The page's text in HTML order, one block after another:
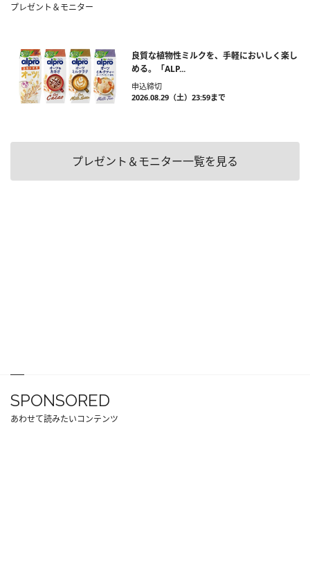
プレゼント＆モニター
良質な植物性ミルクを、手軽においしく楽し
める。「ALP...
申込締切
2026.08.29（土）23:59まで
プレゼント＆モニター一覧を見る
SPONSORED
あわせて読みたいコンテンツ